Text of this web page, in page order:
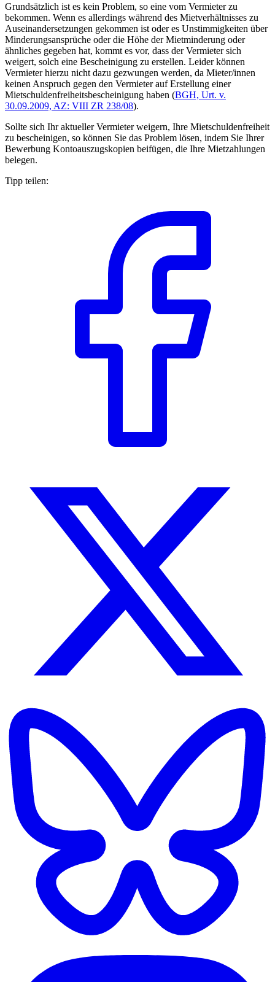
Grundsätzlich ist es kein Problem, so eine vom Vermieter zu
bekommen. Wenn es allerdings während des Mietverhältnisses zu
Auseinandersetzungen gekommen ist oder es Unstimmigkeiten über
Minderungsansprüche oder die Höhe der Mietminderung oder
ähnliches gegeben hat, kommt es vor, dass der Vermieter sich
weigert, solch eine Bescheinigung zu erstellen. Leider können
Vermieter hierzu nicht dazu gezwungen werden, da Mieter/innen
keinen Anspruch gegen den Vermieter auf Erstellung einer
Mietschuldenfreiheitsbescheinigung haben (BGH, Urt. v.
30.09.2009, AZ: VIII ZR 238/08).
Sollte sich Ihr aktueller Vermieter weigern, Ihre Mietschuldenfreiheit
zu bescheinigen, so können Sie das Problem lösen, indem Sie Ihrer
Bewerbung Kontoauszugskopien beifügen, die Ihre Mietzahlungen
belegen.
Tipp teilen: